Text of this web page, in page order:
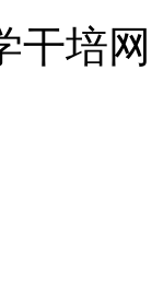
干培网